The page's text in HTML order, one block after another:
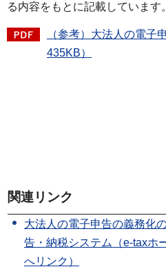
る内容をもとに記載しています。
（参考）大法人の電子
435KB）
関連リンク
大法人の電子申告の義務化
告・納税システム（e-taxホ
へリンク）